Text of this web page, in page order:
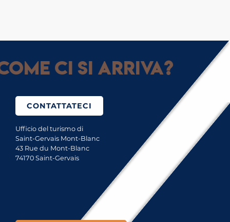
ci si arriva?
CONTATTATECI
Ufficio del turismo di
Saint-Gervais Mont-Blanc
43 Rue du Mont-Blanc
74170 Saint-Gervais